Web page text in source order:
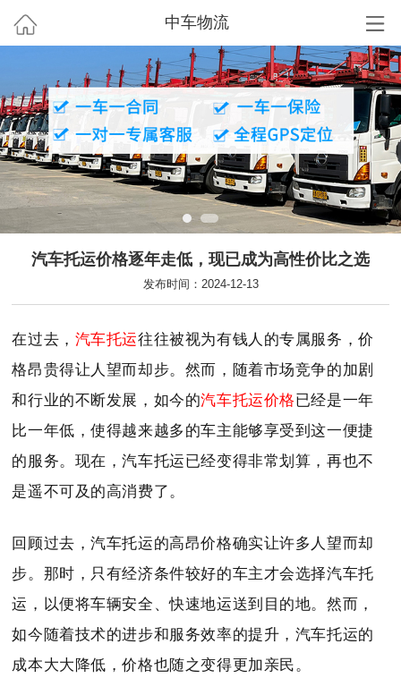
中车物流
汽车托运价格逐年走低，现已成为高性价比之选
发布时间：2024-12-13
在过去， 汽车托运往往被视为有钱人的专属服务，价
格昂贵得让人望而却步。然而，随着市场竞争的加剧
和行业的不断发展，如今的汽车托运价格已经是一年
比一年低，使得越来越多的车主能够享受到这一便捷
的服务。现在，汽车托运已经变得非常划算，再也不
是遥不可及的高消费了。
回顾过去，汽车托运的高昂价格确实让许多人望而却
步。那时，只有经济条件较好的车主才会选择汽车托
运，以便将车辆安全、快速地运送到目的地。然而，
如今随着技术的进步和服务效率的提升，汽车托运的
成本大大降低，价格也随之变得更加亲民。